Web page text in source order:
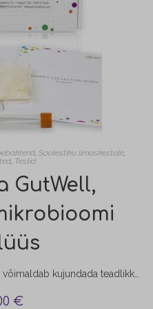
, Soolestiku limaskestale,
, Testid
GutWell,
Soolestiku mikrobioomi analüüs võimaldab kujundada teadlikku toitumist ning aidata ennetada haigusi ja terviseprobleeme. GutWell® test annab informatsiooni teie soolestiku bakterite arvukuse kohta ning juhised, kuidas saavutada tasakaalustatud bakterite kooslus. GutWell® testi tegemine on soovitav kõigile, kes soovivad kaalust alla võtta, järgivad kindlat dieeti või on hädas seedimisprobleemidega. Samuti neile, kes soovivad teada, kas nad toituvad tervislikult ja mitmekesiselt.
€